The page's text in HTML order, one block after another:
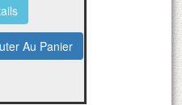
Au Panier